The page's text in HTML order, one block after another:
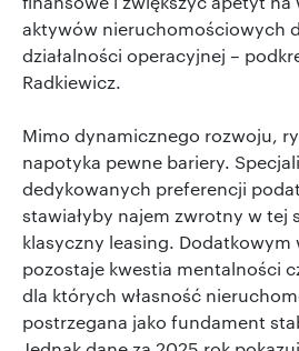
aktywów nieruchomościowych
działalności operacyjnej –
Radkiewicz.
Mimo dynamicznego rozwoju,
napotyka pewne bariery.
dedykowanych preferencji
stawiałyby najem zwrotny w tej
klasyczny leasing. Dodatkowym
pozostaje kwestia mentalności
dla których własność
postrzegana jako fundament